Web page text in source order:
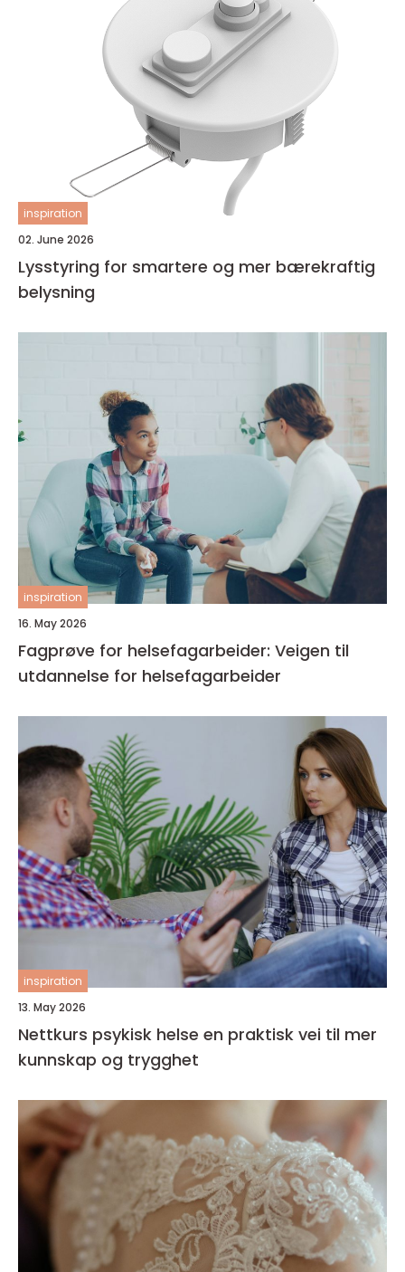
inspiration
02. June 2026
Lysstyring for smartere og mer bærekraftig
belysning
inspiration
16. May 2026
Fagprøve for helsefagarbeider: Veigen til
utdannelse for helsefagarbeider
inspiration
13. May 2026
Nettkurs psykisk helse en praktisk vei til mer
kunnskap og trygghet